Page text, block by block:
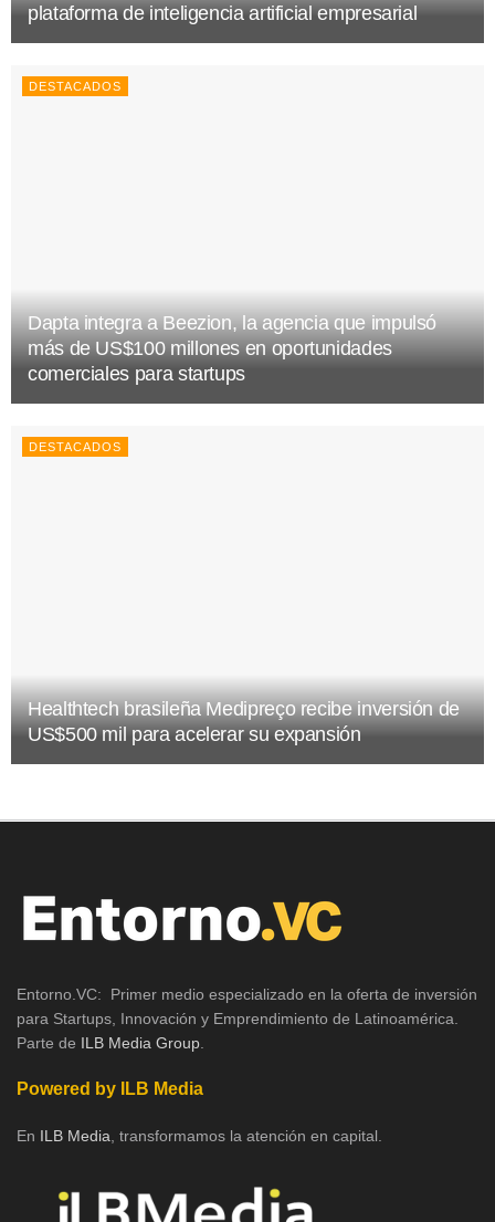
plataforma de inteligencia artificial empresarial
DESTACADOS
Dapta integra a Beezion, la agencia que impulsó
más de US$100 millones en oportunidades
comerciales para startups
DESTACADOS
Healthtech brasileña Medipreço recibe inversión de
US$500 mil para acelerar su expansión
Entorno.VC: Primer medio especializado en la oferta de inversión
para Startups, Innovación y Emprendimiento de Latinoamérica.
Parte de ILB Media Group
Powered by ILB Media
En ILB Media , transformamos la atención en capital.